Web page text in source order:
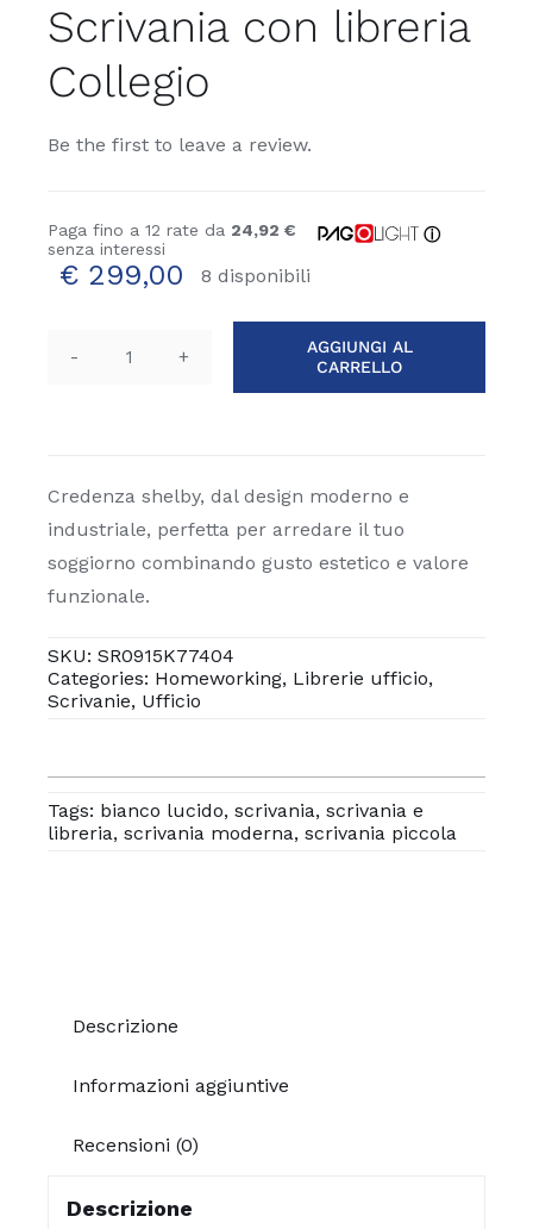
Scrivania con libreria
Collegio
Be the first to leave a review.
€299,00
Paga fino a 12 rate da 24,92 €
senza interessi
ⓘ
8 disponibili
quantità
AGGIUNGI AL
CARRELLO
Credenza shelby, dal design moderno e
industriale, perfetta per arredare il tuo
soggiorno combinando gusto estetico e valore
funzionale.
SKU: SR0915K77404
Categories: Homeworking, Librerie ufficio,
Scrivanie, Ufficio
Tags: bianco lucido, scrivania, scrivania e
libreria, scrivania moderna, scrivania piccola
Descrizione
Informazioni aggiuntive
Recensioni (0)
Descrizione